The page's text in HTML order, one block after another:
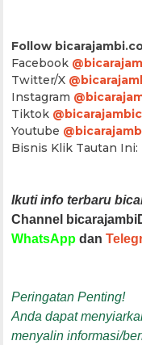
Follow
Facebook
Twitter/X
Instagram
Tiktok
Youtube
Bisnis Klik Tautan Ini:
Ikuti info terbaru
Channel
WhatsApp dan
Peringatan Penting!
Anda dapat
menyalin informasi/